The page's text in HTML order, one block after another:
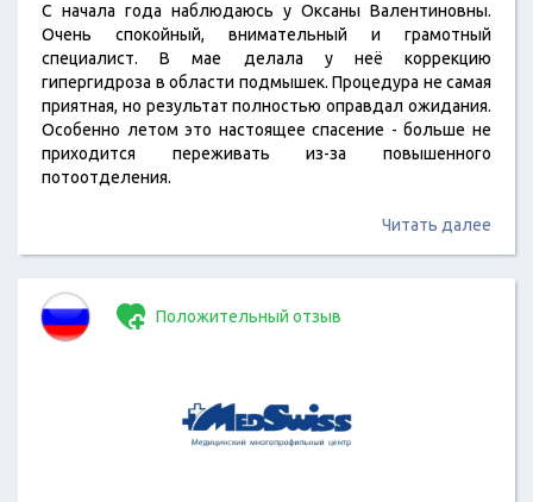
С начала года наблюдаюсь у Оксаны Валентиновны.
Очень спокойный, внимательный и грамотный
специалист. В мае делала у неё коррекцию
гипергидроза в области подмышек. Процедура не самая
приятная, но результат полностью оправдал ожидания.
Особенно летом это настоящее спасение - больше не
приходится переживать из-за повышенного
потоотделения.
Читать далее
Положительный отзыв